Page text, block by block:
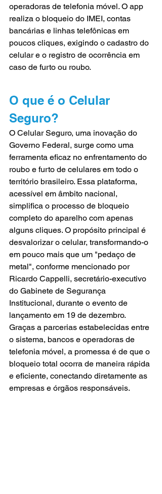
operadoras de telefonia móvel. O app
realiza o bloqueio do IMEI, contas
bancárias e linhas telefônicas em
poucos cliques, exigindo o cadastro do
celular e o registro de ocorrência em
caso de furto ou roubo.
O que é o Celular
Seguro?
O Celular Seguro, uma inovação do
Governo Federal, surge como uma
ferramenta eficaz no enfrentamento do
roubo e furto de celulares em todo o
território brasileiro. Essa plataforma,
acessível em âmbito nacional,
simplifica o processo de bloqueio
completo do aparelho com apenas
alguns cliques. O propósito principal é
desvalorizar o celular, transformando-o
em pouco mais que um "pedaço de
metal", conforme mencionado por
Ricardo Cappelli, secretário-executivo
do Gabinete de Segurança
Institucional, durante o evento de
lançamento em 19 de dezembro.
Graças a parcerias estabelecidas entre
o sistema, bancos e operadoras de
telefonia móvel, a promessa é de que o
bloqueio total ocorra de maneira rápida
e eficiente, conectando diretamente as
empresas e órgãos responsáveis.